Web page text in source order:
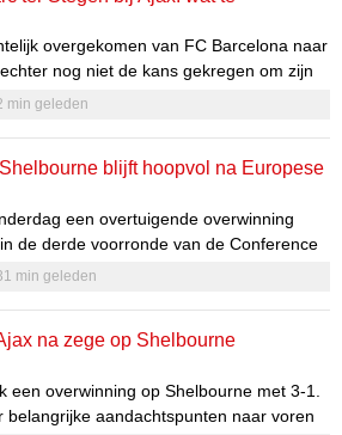
overgekomen van FC Barcelona naar
nog niet de kans gekregen om zijn
wedstrijd. De overstap naar Ajax is
voor zowel de speler als de club. Fans
om weer naar de top te stijgen.
min geleden
blijft hoopvol na Europese
een overtuigende overwinning
de derde voorronde van de Conference
van 3-1 toont de Amsterdamse club zijn
heeft nog redenen om hoopvol te
prestatie van Ajax
daarvan op de terugwedstrijd.
min geleden
na zege op Shelbourne
een overwinning op Shelbourne met 3-1.
belangrijke aandachtspunten naar voren